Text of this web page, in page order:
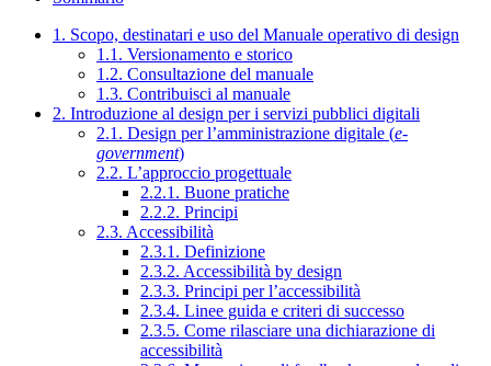
1. Scopo, destinatari e uso del Manuale operativo di design
1.1. Versionamento e storico
1.2. Consultazione del manuale
1.3. Contribuisci al manuale
2. Introduzione al design per i servizi pubblici digitali
2.1. Design per l’amministrazione digitale (e-
government)
2.2. L’approccio progettuale
2.2.1. Buone pratiche
2.2.2. Principi
2.3. Accessibilità
2.3.1. Definizione
2.3.2. Accessibilità by design
2.3.3. Principi per l’accessibilità
2.3.4. Linee guida e criteri di successo
2.3.5. Come rilasciare una dichiarazione di
accessibilità